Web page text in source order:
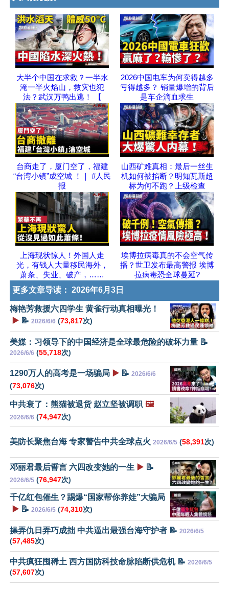
大半个中国在求救？一半水
淹一半火焰山，救灾也犯
法？武汉万鸭出逃！ 【
2026中国电车为何卖得越多
亏得越多？ 销量爆增的背后
是车企滴血求生
台商走了，厦门空了，福建
“台湾小镇”成空城 ！｜ #人民
报
山西矿难真相：最后一丝生
机如何被掐断？明知瓦斯超
标为何不跑？上级检查
上海现状惊人！外国人走
光，有钱人大量移民海外，
萧条、失业、破产，……
埃博拉病毒真的不会空气传
播？世卫发布最高警报 埃博
拉病毒恐全球蔓延?
更多文章导读： 2026年6月3日
梅艳芳救援六四学生 黄雀行动真相曝光！
▶️ 📝 2026/6/6 (73,817次)
美媒：习领导下的中国经济是全球最危险的破坏力量 📝
2026/6/6 (55,718次)
1290万人的高考是一场骗局 ▶️ 📝 2026/6/6
(73,076次)
中共衰了：熊猫被退货 赵立坚被调职 🖼️
2026/6/6 (74,947次)
美防长聚焦台海 专家警告中共全球点火 2026/6/5 (58,391次)
邓丽君最后誓言 六四改变她的一生 ▶️ 📝
2026/6/5 (76,947次)
千亿红包催生？踢爆“国家帮你养娃”大骗局
▶️ 📝 2026/6/5 (74,310次)
操弄仇日弄巧成拙 中共逼出最强台海守护者 📝 2026/6/5
(57,485次)
中共疯狂囤稀土 西方国防科技命脉陷断供危机 📝 2026/6/5
(57,607次)